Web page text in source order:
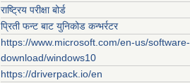
राष्ट्रिय परीक्षा बोर्ड
प्रिती फन्ट बाट युनिकोड कन्भर्रटर
https://www.microsoft.com/en-us/software-
download/windows10
https://driverpack.io/en